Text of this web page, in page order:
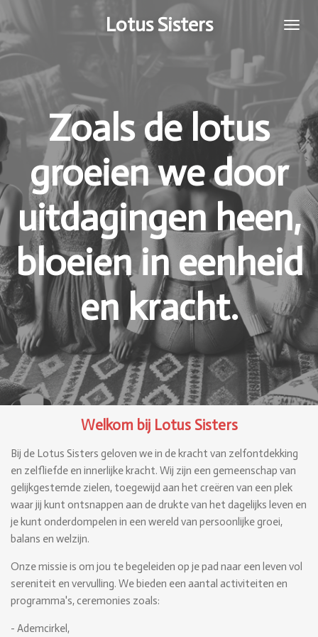
direct
naar
hoofdinhoud
Lotus Sisters
Zoals de lotus
groeien we door
uitdagingen heen,
bloeien in eenheid
en kracht.
Welkom bij Lotus Sisters
Bij de Lotus Sisters geloven we in de kracht van zelfontdekking
en zelfliefde en innerlijke kracht. Wij zijn een gemeenschap van
gelijkgestemde zielen, toegewijd aan het creëren van een plek
waar jij kunt ontsnappen aan de drukte van het dagelijks leven en
je kunt onderdompelen in een wereld van persoonlijke groei,
balans en welzijn.
Onze missie is om jou te begeleiden op je pad naar een leven vol
sereniteit en vervulling. We bieden een aantal activiteiten en
programma's, ceremonies zoals:
- Ademcirkel,